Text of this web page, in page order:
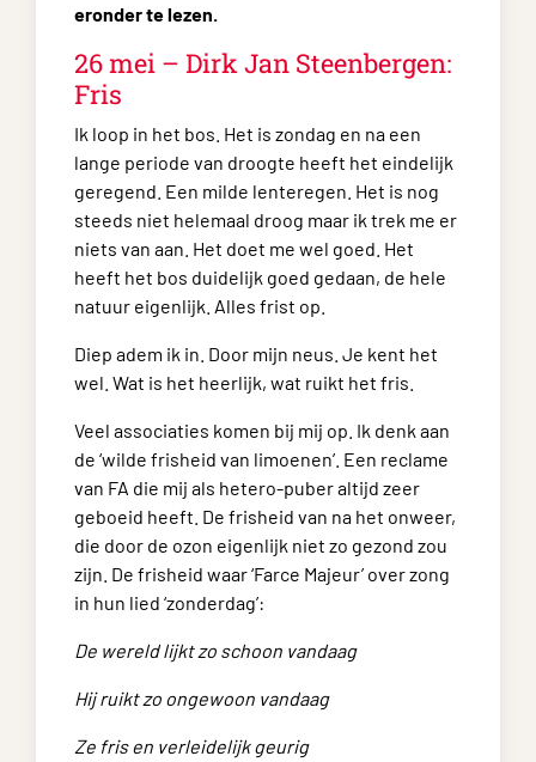
eronder te lezen.
26 mei – Dirk Jan Steenbergen:
Fris
Ik loop in het bos. Het is zondag en na een
lange periode van droogte heeft het eindelijk
geregend. Een milde lenteregen. Het is nog
steeds niet helemaal droog maar ik trek me er
niets van aan. Het doet me wel goed. Het
heeft het bos duidelijk goed gedaan, de hele
natuur eigenlijk. Alles frist op.
Diep adem ik in. Door mijn neus. Je kent het
wel. Wat is het heerlijk, wat ruikt het fris.
Veel associaties komen bij mij op. Ik denk aan
de ‘wilde frisheid van limoenen’. Een reclame
van FA die mij als hetero-puber altijd zeer
geboeid heeft. De frisheid van na het onweer,
die door de ozon eigenlijk niet zo gezond zou
zijn. De frisheid waar ‘Farce Majeur’ over zong
in hun lied ‘zonderdag’:
De wereld lijkt zo schoon vandaag
Hij ruikt zo ongewoon vandaag
Ze fris en verleidelijk geurig